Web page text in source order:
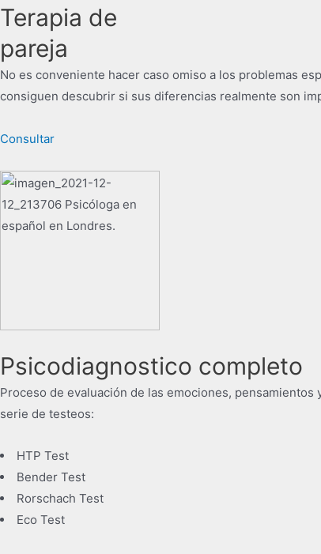
Terapia de
pareja
No es conveniente hacer caso omiso a los problemas
consiguen descubrir si sus diferencias realmente son
Consultar
Psicodiagnostico completo
Proceso de evaluación de las emociones,
serie de testeos:
HTP Test
Bender Test
Rorschach Test
Eco Test